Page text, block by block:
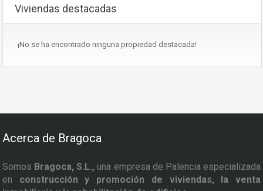
Viviendas destacadas
¡No se ha encontrado ninguna propiedad destacada!
Acerca de Bragoca
Somos Bragoca, S.L.,una empresa de Palencia especializada
en construcción y promoción de viviendas, la venta